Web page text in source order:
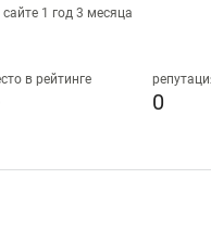
сайте 1 год 3 месяца
в рейтинге
0
МАРТ
может
минимум